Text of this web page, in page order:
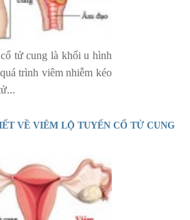
tử cung là khối u hình
trình viêm nhiễm kéo
VỀ VIÊM LỘ TUYẾN CỔ TỬ CUNG